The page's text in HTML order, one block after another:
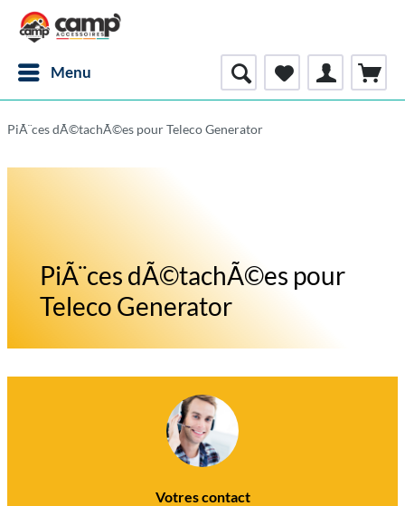
Menu
PiÃ¨ces dÃ©tachÃ©es pour Teleco Generator
PiÃ¨ces dÃ©tachÃ©es pour
Teleco Generator
Votres contact